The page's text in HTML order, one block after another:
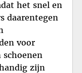
het snel en
daarentegen
voor
zijn